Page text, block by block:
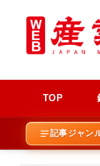
TOP
記事ジャン